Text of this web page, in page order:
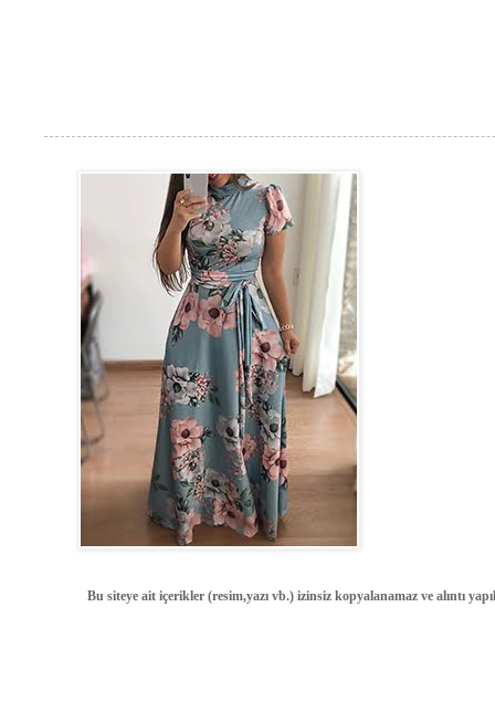
Bu siteye ait içerikler (resim,yazı vb.) izinsiz kopyalanamaz ve alıntı